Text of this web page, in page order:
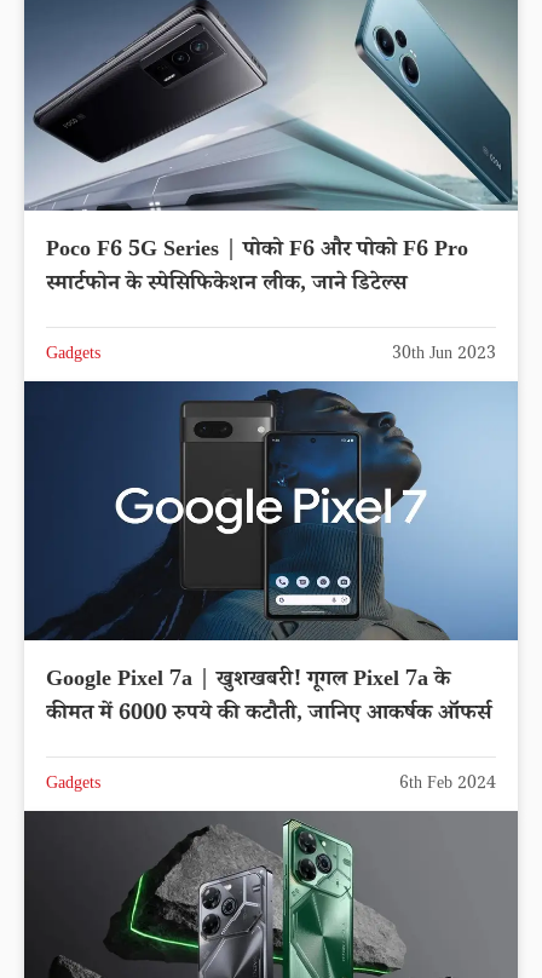
Poco F6 5G Series | पोको F6 और पोको F6 Pro
स्मार्टफोन के स्पेसिफिकेशन लीक, जाने डिटेल्स
Gadgets 30th Jun 2023
Google Pixel 7a | खुशखबरी! गूगल Pixel 7a के
कीमत में 6000 रुपये की कटौती, जानिए आकर्षक ऑफर्स
Gadgets 6th Feb 2024